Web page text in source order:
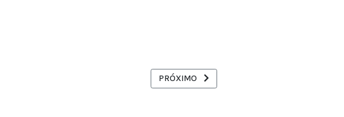
PARTICIPAÇÃO SOCIAL FRENTE À CRISE DO CLIMAPRÓXIMO ARTIGO: MINISTRO DA AGU
PRÓXIMO